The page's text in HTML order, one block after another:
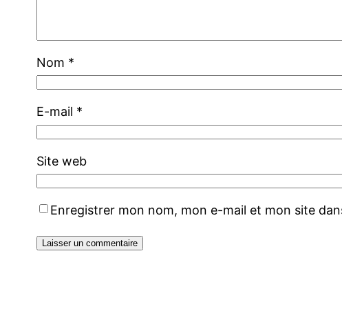
Nom *
E-mail *
Site web
Enregistrer mon nom, mon e-mail et mon site